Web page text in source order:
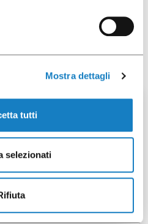
Mostra dettagli
tutti
selezionati
50 pz